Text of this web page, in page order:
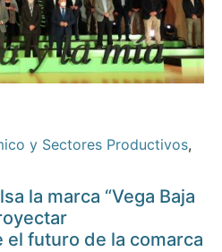
y Sectores Productivos,
la marca “Vega Baja
futuro de la comarca